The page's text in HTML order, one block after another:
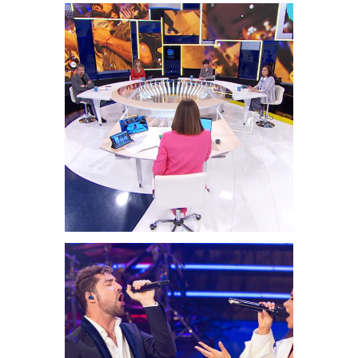
La hora de la 1
Audiovisuales
Gala Navidad
Audiovisuales